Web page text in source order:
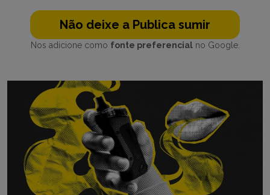
Não deixe a Publica sumir
Nos adicione como fonte preferencialno Google.